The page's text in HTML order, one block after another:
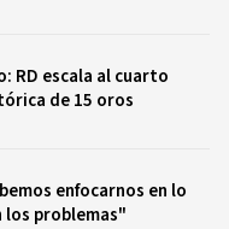
RD escala al cuarto
de 15 oros
enfocarnos en lo
los problemas"